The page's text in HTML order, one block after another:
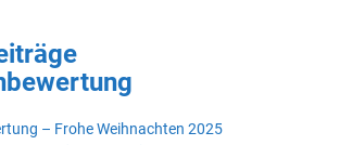
– Frohe Weihnachten 2025